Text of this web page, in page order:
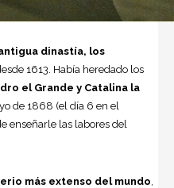
dinastía, los
1613. Había heredado los
el Grande y Catalina la
de 1868 (el día 6 en el
enseñarle las labores del
más extenso del mundo